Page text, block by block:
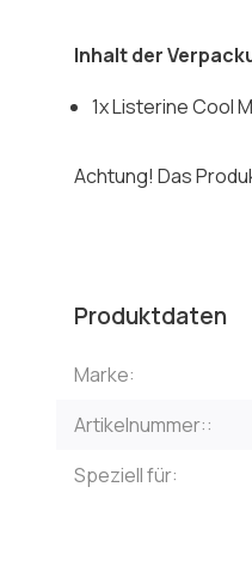
Inhalt der
1x Listerine Cool
Achtung! Das
Produktdaten
Marke:
Artikelnummer::
Speziell für: